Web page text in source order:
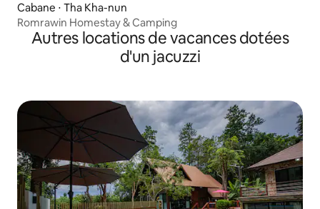
Cabane ⋅ Tha Kha-nun
Romrawin Homestay & Camping
Autres locations de vacances dotées
d'un jacuzzi